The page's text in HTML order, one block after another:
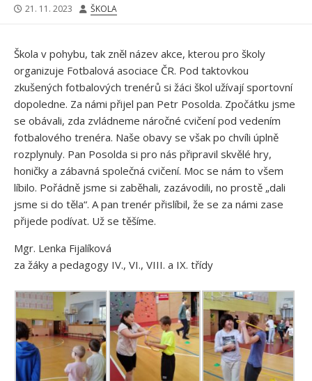
PUBLISHED
21. 11. 2023 AUTHOR
ŠKOLA
Škola v pohybu, tak zněl název akce, kterou pro školy
organizuje Fotbalová asociace ČR. Pod taktovkou
zkušených fotbalových trenérů si žáci škol užívají sportovní
dopoledne. Za námi přijel pan Petr Posolda. Zpočátku jsme
se obávali, zda zvládneme náročné cvičení pod vedením
fotbalového trenéra. Naše obavy se však po chvíli úplně
rozplynuly. Pan Posolda si pro nás připravil skvělé hry,
honičky a zábavná společná cvičení. Moc se nám to všem
líbilo. Pořádně jsme si zaběhali, zazávodili, no prostě „dali
jsme si do těla“. A pan trenér přislíbil, že se za námi zase
přijede podívat. Už se těšíme.
Mgr. Lenka Fijalíková
za žáky a pedagogy IV., VI., VIII. a IX. třídy